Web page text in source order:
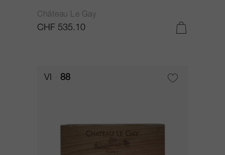
Château Le Gay
CHF 535.10
VI 88